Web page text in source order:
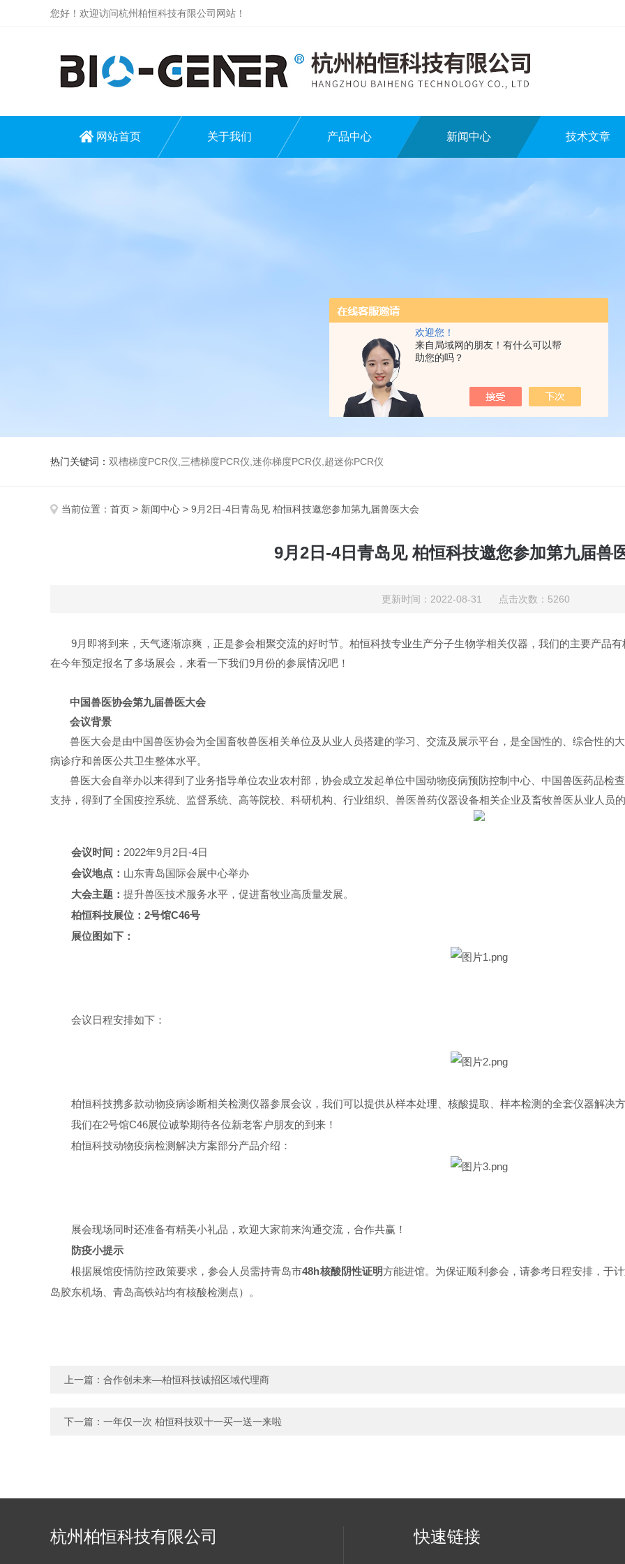
欢迎您！
来自局域网的朋友！有什么可以帮
助您的吗？
您好！欢迎访问杭州柏恒科技有限公司网站！
网站首页 关于我们 产品中心 新闻中心 技术文章
热门关键词： 双槽梯度PCR仪,三槽梯度PCR仪,迷你梯度PCR仪,超迷你PCR仪
当前位置： 首页 > 新闻中心 > 9月2日-4日青岛见 柏恒科技邀您参加第九届兽医大会
9月2日-4日青岛见 柏恒科技邀您参加第九届兽
更新时间：2022-08-31 点击次数：5260
9月即将到来，天气逐渐凉爽，正是参会相聚交流的好时节。柏恒科技专业生产分子生物学相关仪器，我们的主要产品
在今年预定报名了多场展会，来看一下我们9月份的参展情况吧！
中国兽医协会第九届兽医大会
会议背景
兽医大会是由中国兽医协会为全国畜牧兽医相关单位及从业人员搭建的学习、交流及展示平台，是全国性的、综合性的
病诊疗和兽医公共卫生整体水平。
兽医大会自举办以来得到了业务指导单位农业农村部，协会成立发起单位中国动物疫病预防控制中心、中国兽医药品检
支持，得到了全国疫控系统、监督系统、高等院校、科研机构、行业组织、兽医兽药仪器设备相关企业及畜牧兽医从业人员
会议时间： 2022年9月2日-4日
会议地点： 山东青岛国际会展中心举办
大会主题： 提升兽医技术服务水平，促进畜牧业高质量发展。
柏恒科技展位： 2号馆C46号
展位图如下：
会议日程安排如下：
柏恒科技携多款动物疫病诊断相关检测仪器参展会议，我们可以提供从样本处理、核酸提取、样本检测的全套仪器解决
我们在2号馆C46展位诚挚期待各位新老客户朋友的到来！
柏恒科技动物疫病检测解决方案部分产品介绍：
展会现场同时还准备有精美小礼品，欢迎大家前来沟通交流，合作共赢！
防疫小提示
根据展馆疫情防控政策要求，参会人员需持青岛市48h核酸阴性证明方能进馆。为保证顺利参会，请参考日程安排，于
岛胶东机场、青岛高铁站均有核酸检测点）。
上一篇： 合作创未来—柏恒科技诚招区域代理商
下一篇： 一年仅一次 柏恒科技双十一买一送一来啦
杭州柏恒科技有限公司 快速链接